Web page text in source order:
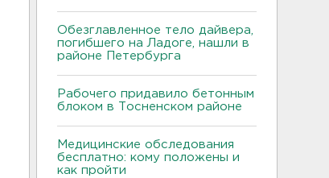
Обезглавленное тело дайвера,
погибшего на Ладоге, нашли в
районе Петербурга
Рабочего придавило бетонным
блоком в Тосненском районе
Медицинские обследования
бесплатно: кому положены и
как пройти